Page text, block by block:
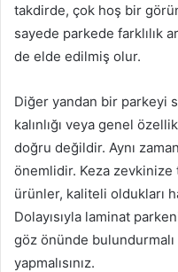
takdirde, çok hoş bir
sayede parkede farklılık
de elde edilmiş olur.
Diğer yandan bir parkeyi
kalınlığı veya genel
doğru değildir. Aynı
önemlidir. Keza
ürünler, kaliteli oldukları
Dolayısıyla laminat
göz önünde
yapmalısınız.